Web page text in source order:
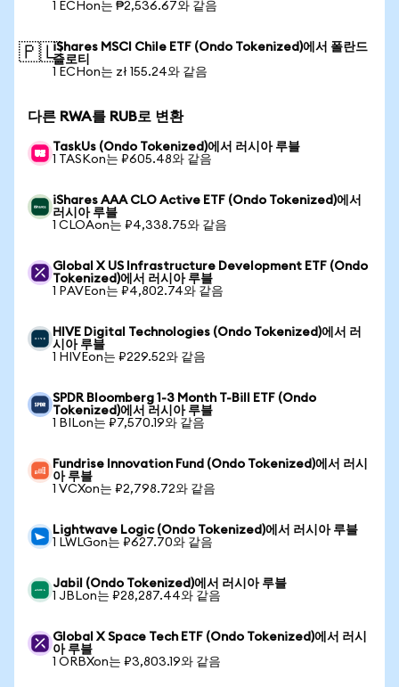
1 ECHon는 ₱2,536.67와 같음
🇵🇱iShares MSCI Chile ETF (Ondo Tokenized)에서 폴란드
즐로티
1 ECHon는 zł 155.24와 같음
다른 RWA를 RUB로 변환
TaskUs (Ondo Tokenized)에서 러시아 루블
1 TASKon는 ₽605.48와 같음
iShares AAA CLO Active ETF (Ondo Tokenized)에서
러시아 루블
1 CLOAon는 ₽4,338.75와 같음
Global X US Infrastructure Development ETF (Ondo
Tokenized)에서 러시아 루블
1 PAVEon는 ₽4,802.74와 같음
HIVE Digital Technologies (Ondo Tokenized)에서 러
시아 루블
1 HIVEon는 ₽229.52와 같음
SPDR Bloomberg 1-3 Month T-Bill ETF (Ondo
Tokenized)에서 러시아 루블
1 BILon는 ₽7,570.19와 같음
Fundrise Innovation Fund (Ondo Tokenized)에서 러시
아 루블
1 VCXon는 ₽2,798.72와 같음
Lightwave Logic (Ondo Tokenized)에서 러시아 루블
1 LWLGon는 ₽627.70와 같음
Jabil (Ondo Tokenized)에서 러시아 루블
1 JBLon는 ₽28,287.44와 같음
Global X Space Tech ETF (Ondo Tokenized)에서 러시
아 루블
1 ORBXon는 ₽3,803.19와 같음